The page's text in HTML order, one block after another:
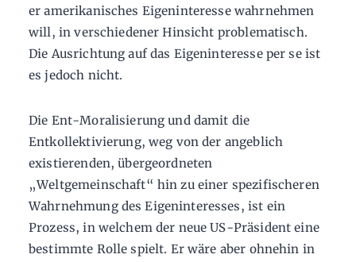
er amerikanisches Eigeninteresse wahrnehmen
will, in verschiedener Hinsicht problematisch.
Die Ausrichtung auf das Eigeninteresse per se ist
es jedoch nicht.
Die Ent-Moralisierung und damit die
Entkollektivierung, weg von der angeblich
existierenden, übergeordneten
„Weltgemeinschaft“ hin zu einer spezifischeren
Wahrnehmung des Eigeninteresses, ist ein
Prozess, in welchem der neue US-Präsident eine
bestimmte Rolle spielt. Er wäre aber ohnehin in